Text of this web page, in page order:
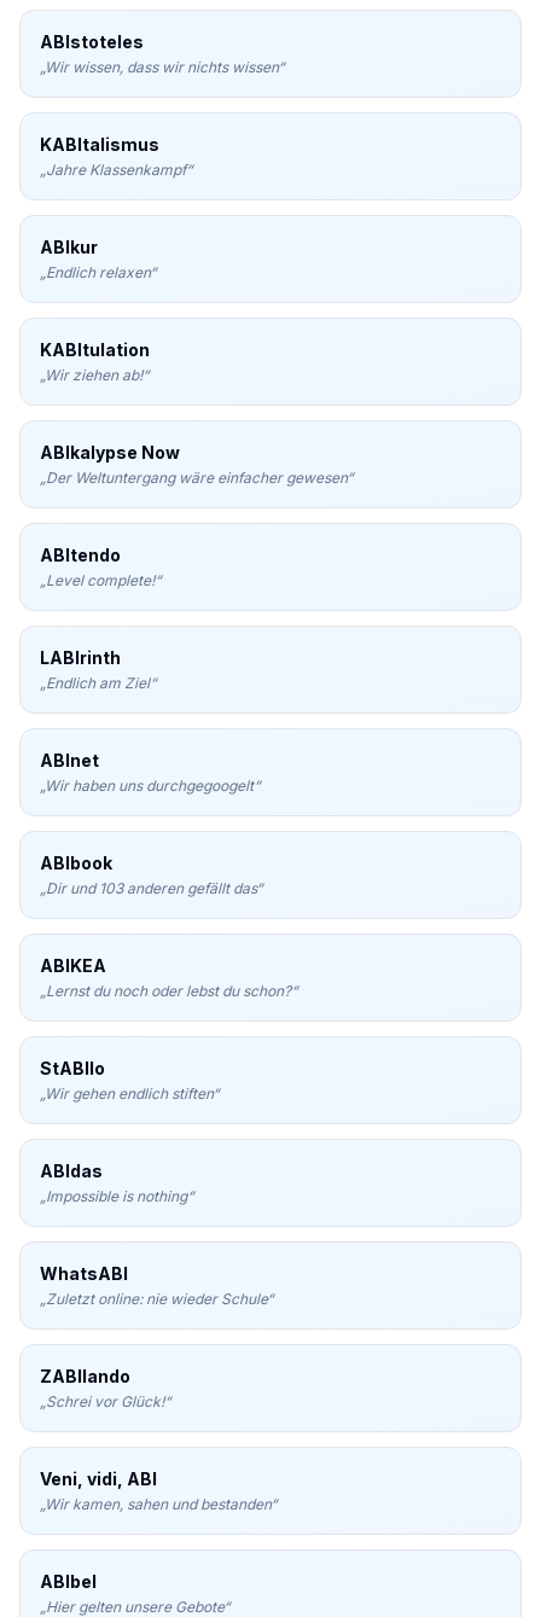
ABIstoteles
„Wir wissen, dass wir nichts wissen“
KABItalismus
„Jahre Klassenkampf“
ABIkur
„Endlich relaxen“
KABItulation
„Wir ziehen ab!“
ABIkalypse Now
„Der Weltuntergang wäre einfacher gewesen“
ABItendo
„Level complete!“
LABIrinth
„Endlich am Ziel“
ABInet
„Wir haben uns durchgegoogelt“
ABIbook
„Dir und 103 anderen gefällt das“
ABIKEA
„Lernst du noch oder lebst du schon?“
StABIlo
„Wir gehen endlich stiften“
ABIdas
„Impossible is nothing“
WhatsABI
„Zuletzt online: nie wieder Schule“
ZABIlando
„Schrei vor Glück!“
Veni, vidi, ABI
„Wir kamen, sahen und bestanden“
ABIbel
„Hier gelten unsere Gebote“